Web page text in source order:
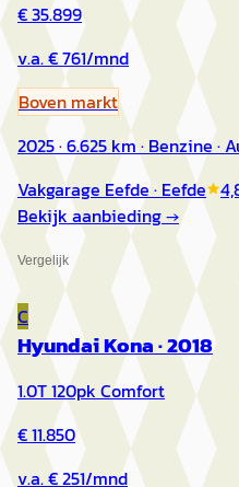
€ 35.899
v.a. € 761/mnd
Boven markt
2025 · 6.625 km · Benzine ·
Vakgarage Eefde· Eefde
Bekijk aanbieding →
Vergelijk
C
Hyundai Kona·2018
1.0T 120pk Comfort
€ 11.850
v.a. € 251/mnd